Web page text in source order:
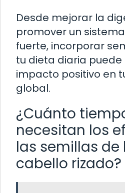
Desde mejorar la
promover un
fuerte, incorporar
tu dieta diaria puede
impacto positivo en
global.
¿Cuánto
necesitan los
las semillas de
cabello rizado?